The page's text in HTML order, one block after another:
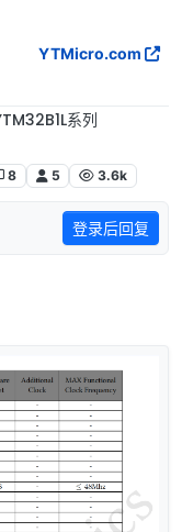
YTMicro.com
系列
8 5 3.6k
登录后回复